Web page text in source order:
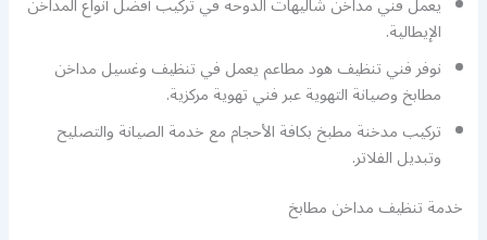
الإيطالية.
نوفر فني تنظيف هود مطاعم يعمل في تنظيف وغسيل مداخن
مطابخ وصيانة التهوية عبر فني تهوية مركزية.
تركيب مدخنة مطبخ بكافة الأحجام مع خدمة الصيانة والتصليح
وتبديل الفلاتر.
خدمة تنظيف مداخن مطابخ